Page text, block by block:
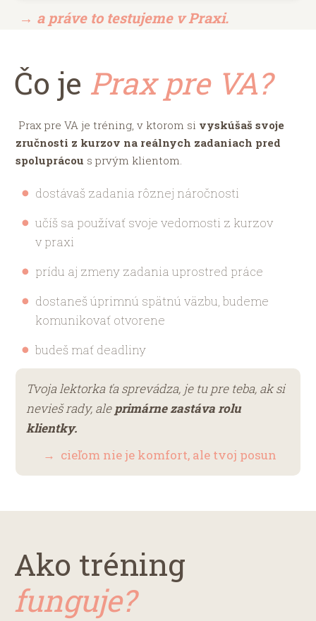
→ a práve to testujeme v Praxi.
Čo je Prax pre VA?
Prax pre VA je tréning, v ktorom si vyskúšaš svoje
zručnosti z kurzov na reálnych zadaniach pred
spoluprácou s prvým klientom.
dostávaš zadania rôznej náročnosti
učíš sa používať svoje vedomosti z kurzov
v praxi
prídu aj zmeny zadania uprostred práce
dostaneš úprimnú spätnú väzbu, budeme
komunikovať otvorene
budeš mať deadliny
Tvoja lektorka ťa sprevádza, je tu pre teba, ak si
nevieš rady, ale primárne zastáva rolu
klientky.
→ cieľom nie je komfort, ale tvoj posun
Ako tréning
funguje?